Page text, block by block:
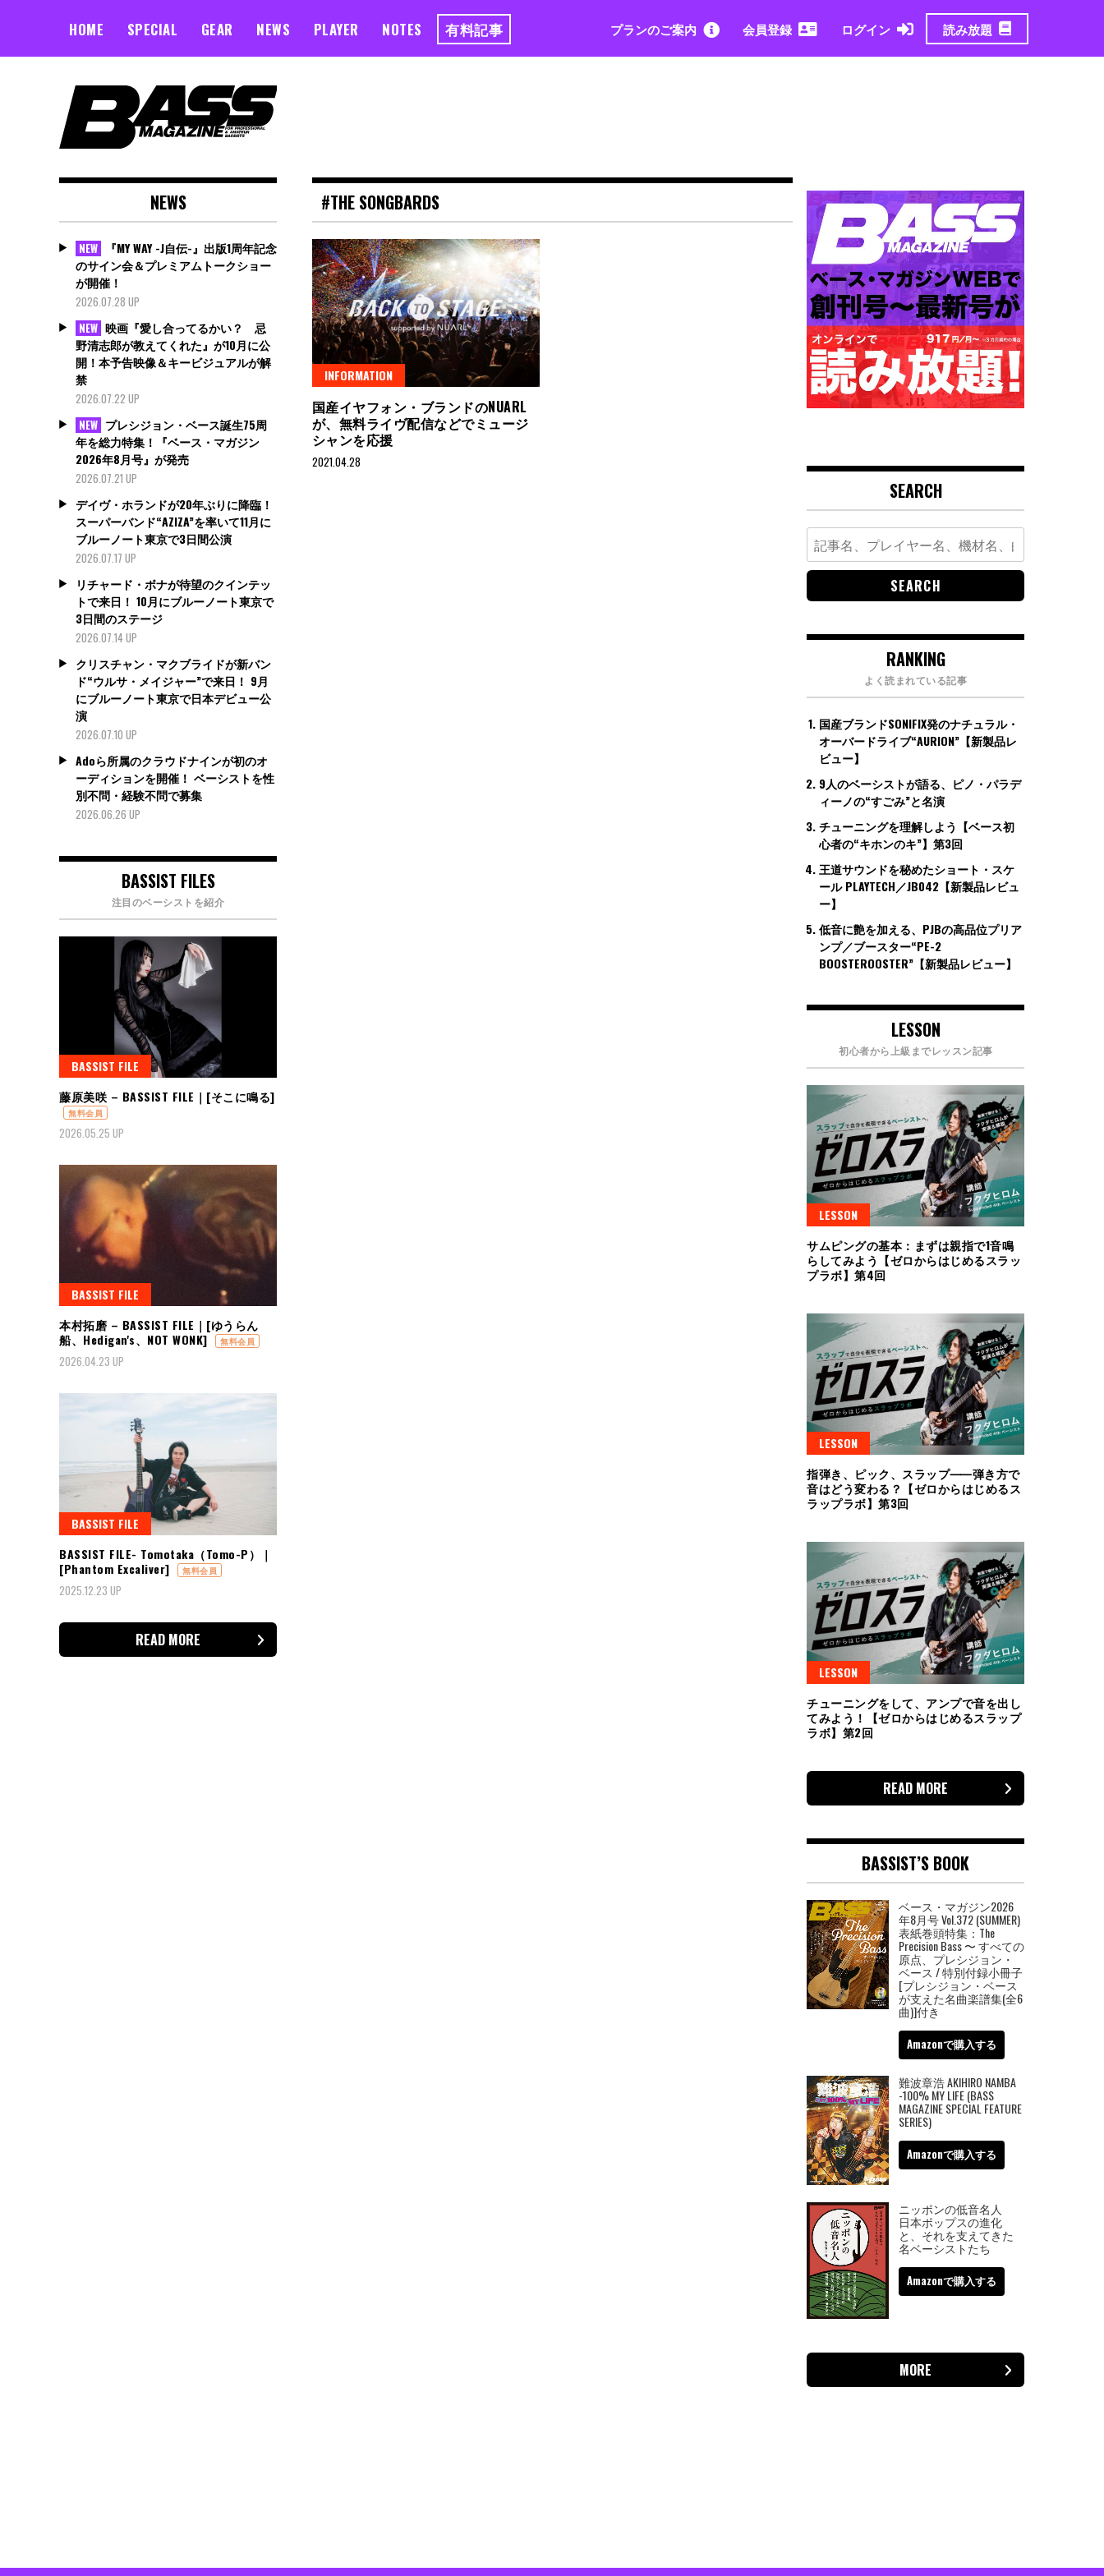
HOME SPECIAL GEAR NEWS PLAYER NOTES 有料記事 プランのご案内 会員登録 ログイン 読み放題
#THE SONGBARDS
INFORMATION
国産イヤフォン・ブランドのNUARL
が、無料ライヴ配信などでミュージ
シャンを応援
2021.04.28
NEWS
NEW
『MY WAY -J自伝-』出版1周年記念
のサイン会＆プレミアムトークショー
が開催！
2026.07.28 UP
NEW 映画『愛し合ってるかい？ 忌
野清志郎が教えてくれた』が10月に公
開！本予告映像＆キービジュアルが解
禁
2026.07.22 UP
NEW プレシジョン・ベース誕生75周
年を総力特集！『ベース・マガジン
2026年8月号』が発売
2026.07.21 UP
デイヴ・ホランドが20年ぶりに降臨！
スーパーバンド“AZIZA”を率いて11月に
ブルーノート東京で3日間公演
2026.07.17 UP
リチャード・ボナが待望のクインテッ
トで来日！ 10月にブルーノート東京で
3日間のステージ
2026.07.14 UP
クリスチャン・マクブライドが新バン
ド“ウルサ・メイジャー”で来日！ 9月
にブルーノート東京で日本デビュー公
演
2026.07.10 UP
Adoら所属のクラウドナインが初のオ
ーディションを開催！ ベーシストを性
別不問・経験不問で募集
2026.06.26 UP
BASSIST FILES
注目のベーシストを紹介
BASSIST FILE
藤原美咲 – BASSIST FILE｜[そこに鳴る]
無料会員
2026.05.25 UP
BASSIST FILE
本村拓磨 – BASSIST FILE｜[ゆうらん
船、Hedigan's、NOT WONK]
無料会員
2026.04.23 UP
BASSIST FILE
BASSIST FILE- Tomotaka（Tomo-P）｜
[Phantom Excaliver]
無料会員
2025.12.23 UP
READ MORE
SEARCH
Search
for:
RANKING
よく読まれている記事
国産ブランドSONIFIX発のナチュラル・
オーバードライブ“AURION”【新製品レ
ビュー】
9人のベーシストが語る、ピノ・パラデ
ィーノの“すごみ”と名演
チューニングを理解しよう【ベース初
心者の“キホンのキ”】第3回
王道サウンドを秘めたショート・スケ
ール PLAYTECH／JB042【新製品レビュ
ー】
低音に艶を加える、PJBの高品位プリア
ンプ／ブースター“PE-2
BOOSTEROOSTER”【新製品レビュー】
LESSON
初心者から上級までレッスン記事
LESSON
サムピングの基本：まずは親指で1音鳴
らしてみよう【ゼロからはじめるスラッ
プラボ】第4回
LESSON
指弾き、ピック、スラップ⸺弾き方で
音はどう変わる？【ゼロからはじめるス
ラップラボ】第3回
LESSON
チューニングをして、アンプで音を出し
てみよう！【ゼロからはじめるスラップ
ラボ】第2回
READ MORE
BASSIST’S BOOK
ベース・マガジン2026
年8月号 Vol.372 (SUMMER)
表紙巻頭特集：The
Precision Bass 〜 すべての
原点、プレシジョン・
ベース / 特別付録小冊子
[プレシジョン・ベース
が支えた名曲楽譜集(全6
曲)]付き
Amazonで購入する
難波章浩 AKIHIRO NAMBA
-100% MY LIFE (BASS
MAGAZINE SPECIAL FEATURE
SERIES)
Amazonで購入する
ニッポンの低音名人
日本ポップスの進化
と、それを支えてきた
名ベーシストたち
Amazonで購入する
MORE